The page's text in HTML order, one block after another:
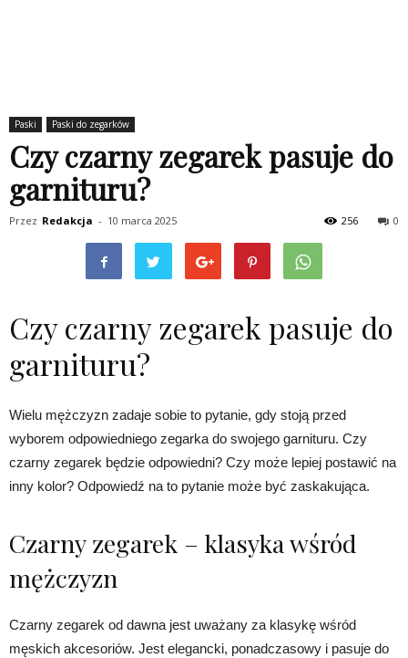
Paski Paski do zegarków
Czy czarny zegarek pasuje do
garnituru?
Przez Redakcja - 10 marca 2025 0
256
Czy czarny zegarek pasuje do
garnituru?
Wielu mężczyzn zadaje sobie to pytanie, gdy stoją przed
wyborem odpowiedniego zegarka do swojego garnituru. Czy
czarny zegarek będzie odpowiedni? Czy może lepiej postawić na
inny kolor? Odpowiedź na to pytanie może być zaskakująca.
Czarny zegarek – klasyka wśród
mężczyzn
Czarny zegarek od dawna jest uważany za klasykę wśród
męskich akcesoriów. Jest elegancki, ponadczasowy i pasuje do